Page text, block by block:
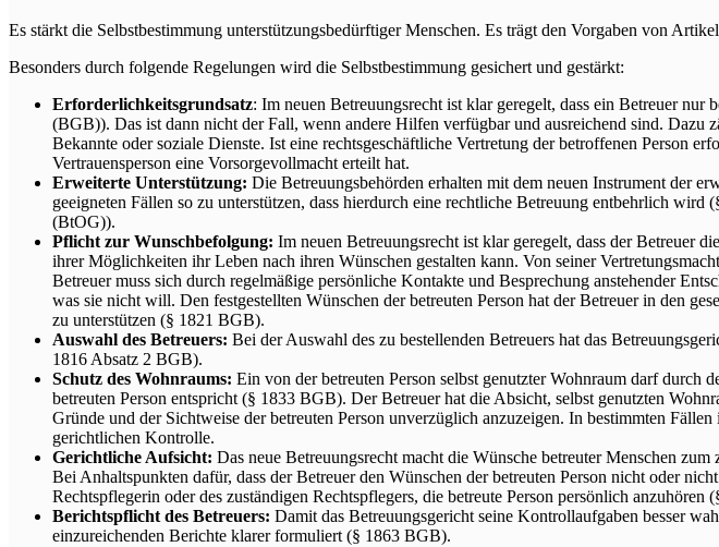
Es stärkt die Selbstbestimmung unterstützungsbedürftiger Menschen. Es trägt den Vorgaben von
Besonders durch folgende Regelungen wird die Selbstbestimmung gesichert und gestärkt:
Erforderlichkeitsgrundsatz: Im neuen Betreuungsrecht ist klar geregelt, dass ein Betreuer
(BGB)). Das ist dann nicht der Fall, wenn andere Hilfen verfügbar und ausreichend sind. Dazu
Bekannte oder soziale Dienste. Ist eine rechtsgeschäftliche Vertretung der betroffenen Person
Vertrauensperson eine Vorsorgevollmacht erteilt hat.
Erweiterte Unterstützung: Die Betreuungsbehörden erhalten mit dem neuen Instrument der
geeigneten Fällen so zu unterstützen, dass hierdurch eine rechtliche Betreuung entbehrlich wird
(BtOG)).
Pflicht zur Wunschbefolgung: Im neuen Betreuungsrecht ist klar geregelt, dass der Betreuer
ihrer Möglichkeiten ihr Leben nach ihren Wünschen gestalten kann. Von seiner
Betreuer muss sich durch regelmäßige persönliche Kontakte und Besprechung anstehender
was sie nicht will. Den festgestellten Wünschen der betreuten Person hat der Betreuer in den
zu unterstützen (§ 1821 BGB).
Auswahl des Betreuers: Bei der Auswahl des zu bestellenden Betreuers hat das
1816 Absatz 2 BGB).
Schutz des Wohnraums: Ein von der betreuten Person selbst genutzter Wohnraum darf durch
betreuten Person entspricht (§ 1833 BGB). Der Betreuer hat die Absicht, selbst genutzten
Gründe und der Sichtweise der betreuten Person unverzüglich anzuzeigen. In bestimmten
gerichtlichen Kontrolle.
Gerichtliche Aufsicht: Das neue Betreuungsrecht macht die Wünsche betreuter Menschen
Bei Anhaltspunkten dafür, dass der Betreuer den Wünschen der betreuten Person nicht oder
Rechtspflegerin oder des zuständigen Rechtspflegers, die betreute Person persönlich
Berichtspflicht des Betreuers: Damit das Betreuungsgericht seine Kontrollaufgaben besser
einzureichenden Berichte klarer formuliert (§ 1863 BGB).